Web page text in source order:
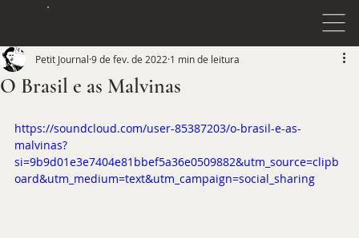
O Brasil e as Malvinas
Petit Journal 9 de fev. de 2022 1 min de leitura
https://soundcloud.com/user-85387203/o-brasil-e-as-
malvinas?
si=9b9d01e3e7404e81bbef5a36e0509882&utm_source=clipb
oard&utm_medium=text&utm_campaign=social_sharing